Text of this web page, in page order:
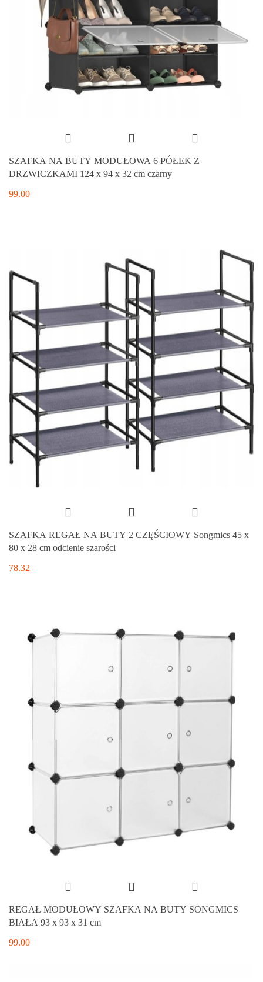
SZAFKA NA BUTY MODUŁOWA 6 PÓŁEK Z
DRZWICZKAMI 124 x 94 x 32 cm czarny
99.00
SZAFKA REGAŁ NA BUTY 2 CZĘŚCIOWY Songmics 45 x
80 x 28 cm odcienie szarości
78.32
REGAŁ MODUŁOWY SZAFKA NA BUTY SONGMICS
BIAŁA 93 x 93 x 31 cm
99.00